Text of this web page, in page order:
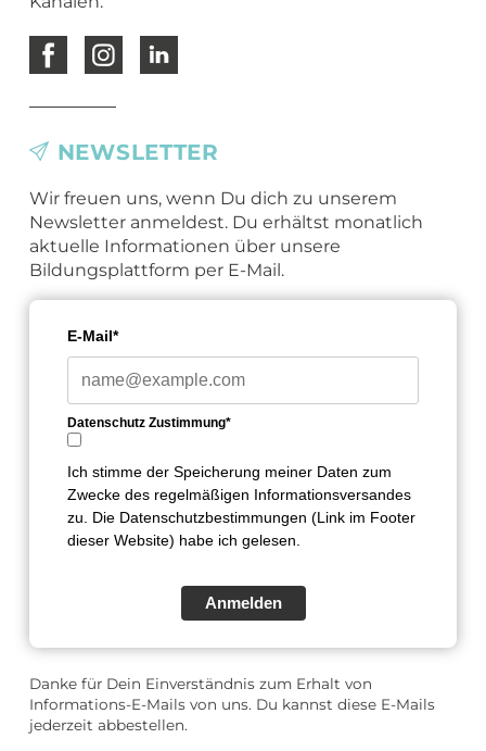
NEWSLETTER
Wir freuen uns, wenn Du dich zu unserem
Newsletter anmeldest. Du erhältst monatlich
aktuelle Informationen über unsere
Bildungsplattform per E-Mail.
E-Mail*
Datenschutz Zustimmung*
Ich stimme der Speicherung meiner Daten zum
Zwecke des regelmäßigen Informationsversandes
zu. Die Datenschutzbestimmungen (Link im Footer
dieser Website) habe ich gelesen.
Anmelden
Danke für Dein Einverständnis zum Erhalt von
Informations-E-Mails von uns. Du kannst diese E-Mails
jederzeit abbestellen.